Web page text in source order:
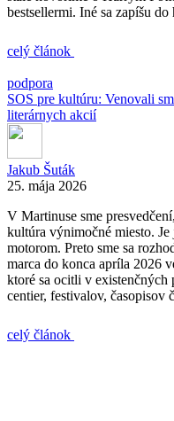
bestsellermi. Iné sa zapíšu
celý článok
podpora
SOS pre kultúru: Venovali
literárnych akcií
Jakub Šuták
25. mája 2026
V Martinuse sme
kultúra výnimočné miesto.
motorom. Preto sme sa
marca do konca apríla 2026
ktoré sa ocitli v
centier, festivalov,
celý článok